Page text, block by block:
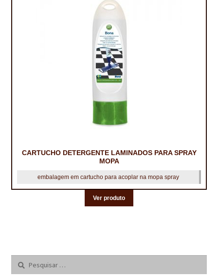
CARTUCHO DETERGENTE LAMINADOS PARA SPRAY
MOPA
embalagem em cartucho para acoplar na mopa spray
Ver produto
Pesquisar